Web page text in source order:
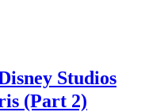
Studios
(Part 2)